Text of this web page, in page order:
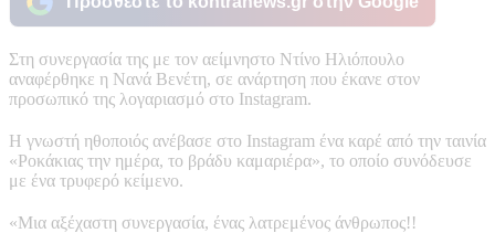
Στη συνεργασία της με τον αείμνηστο Ντίνο Ηλιόπουλο
αναφέρθηκε η Νανά Βενέτη, σε ανάρτηση που έκανε στον
προσωπικό της λογαριασμό στο Instagram.
Η γνωστή ηθοποιός ανέβασε στο Instagram ένα καρέ από την ταινία
«Ροκάκιας την ημέρα, το βράδυ καμαριέρα», το οποίο συνόδευσε
με ένα τρυφερό κείμενο.
«Μια αξέχαστη συνεργασία, ένας λατρεμένος άνθρωπος!!